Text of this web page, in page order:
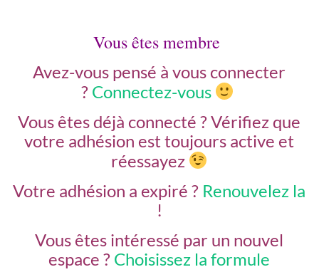
Vous êtes membre
Avez-vous pensé à vous connecter
? Connectez-vous
Vous êtes déjà connecté ?Vérifiez que
votre adhésion est toujours active et
réessayez
Votre adhésion a expiré ? Renouvelez la
!
Vous êtes intéressé par un nouvel
espace ? Choisissez la formule